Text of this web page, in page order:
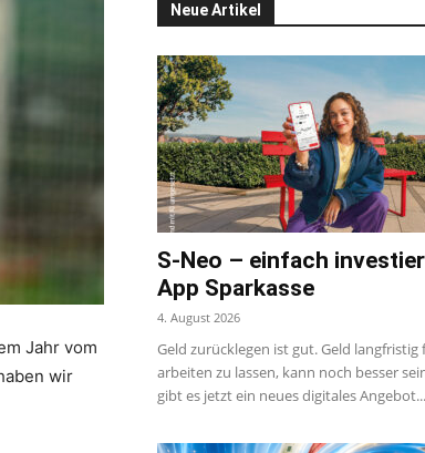
Jahr vom
wir
Neue Artikel
S-Neo – einfach
App Sparkasse
4. August 2026
Geld zurücklegen ist gut. Geld langfristig
arbeiten zu lassen, kann noch besser
gibt es jetzt ein neues digitales Angebot...